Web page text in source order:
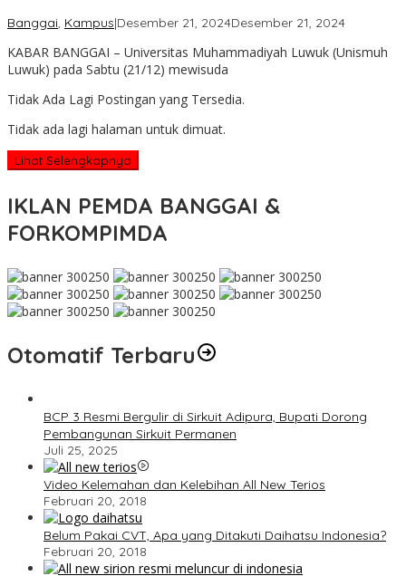
Banggai, Kampus|Desember 21, 2024Desember 21, 2024oleh
Kabar
KABAR BANGGAI – Universitas Muhammadiyah Luwuk (Unismuh
Luwuk) pada Sabtu (21/12) mewisuda
Tidak Ada Lagi Postingan yang Tersedia.
Tidak ada lagi halaman untuk dimuat.
Lihat Selengkapnya
IKLAN PEMDA BANGGAI &
FORKOMPIMDA
Otomatif Terbaru
BCP 3 Resmi Bergulir di Sirkuit Adipura, Bupati Dorong
Pembangunan Sirkuit Permanen
Juli 25, 2025
Video Kelemahan dan Kelebihan All New Terios
Februari 20, 2018
Belum Pakai CVT, Apa yang Ditakuti Daihatsu Indonesia?
Februari 20, 2018